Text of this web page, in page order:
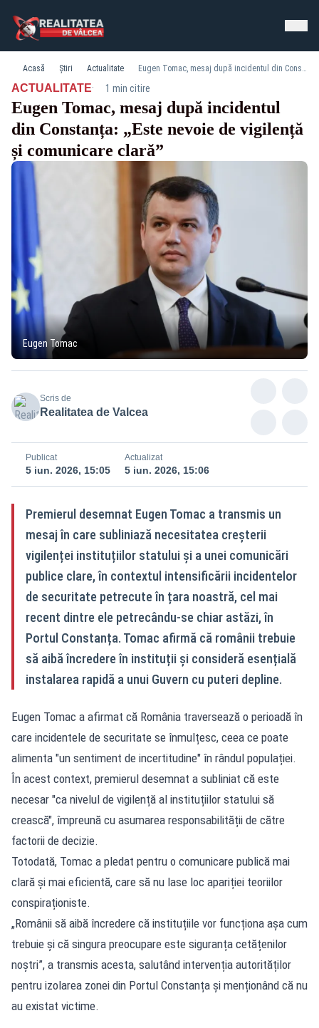
Acasă Știri Actualitate Eugen Tomac, mesaj după incidentul din Constanța: „Este nevoie de vigilență și comunicare clară”
ACTUALITATE· 1 min citire
Eugen Tomac, mesaj după incidentul
din Constanța: „Este nevoie de vigilență
și comunicare clară”
Eugen Tomac
Scris de
Realitatea de Valcea
Publicat
5 iun. 2026, 15:05
Actualizat
5 iun. 2026, 15:06
Premierul desemnat Eugen Tomac a transmis un
mesaj în care subliniază necesitatea creșterii
vigilenței instituțiilor statului și a unei comunicări
publice clare, în contextul intensificării incidentelor
de securitate petrecute în țara noastră, cel mai
recent dintre ele petrecându-se chiar astăzi, în
Portul Constanța. Tomac afirmă că românii trebuie
să aibă încredere în instituții și consideră esențială
instalarea rapidă a unui Guvern cu puteri depline.
Eugen Tomac a afirmat că România traversează o perioadă în
care incidentele de securitate se înmulțesc, ceea ce poate
alimenta "un sentiment de incertitudine" în rândul populației.
În acest context, premierul desemnat a subliniat că este
necesar "ca nivelul de vigilență al instituțiilor statului să
crească", împreună cu asumarea responsabilității de către
factorii de decizie.
Totodată, Tomac a pledat pentru o comunicare publică mai
clară și mai eficientă, care să nu lase loc apariției teoriilor
conspiraționiste.
„Românii să aibă încredere că instituțiile vor funcționa așa cum
trebuie și că singura preocupare este siguranța cetățenilor
noștri”, a transmis acesta, salutând intervenția autorităților
pentru izolarea zonei din Portul Constanța și menționând că nu
au existat victime.